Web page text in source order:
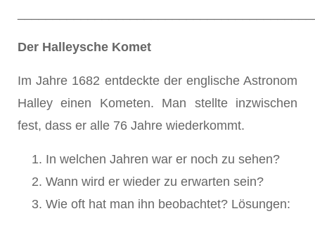
Der Halleysche Komet
Im Jahre 1682 entdeckte der englische Astronom
Halley einen Kometen. Man stellte inzwischen
fest, dass er alle 76 Jahre wiederkommt.
In welchen Jahren war er noch zu sehen?
Wann wird er wieder zu erwarten sein?
Wie oft hat man ihn beobachtet? Lösungen: